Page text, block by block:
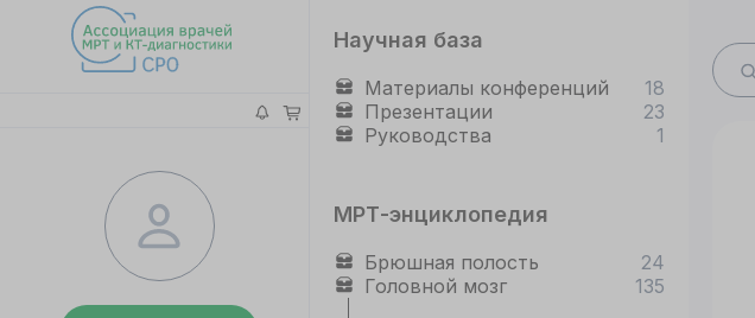
Научная база
Материалы конференций
18
Презентации
23
Руководства
1
МРТ-энциклопедия
Брюшная полость
24
Головной мозг
135